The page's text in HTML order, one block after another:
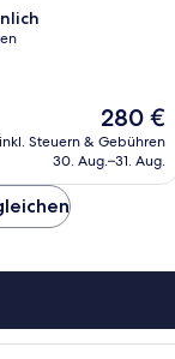
Der
Preis
beträgt
280 €
inkl. Steuern & Gebühren
30. Aug.–31. Aug.